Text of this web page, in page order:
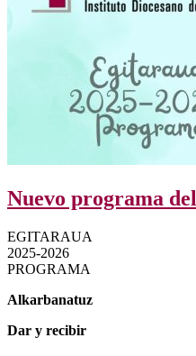
Nuevo programa
EGITARAUA
2025-2026
PROGRAMA
Alkarbanatuz
Dar y recibir